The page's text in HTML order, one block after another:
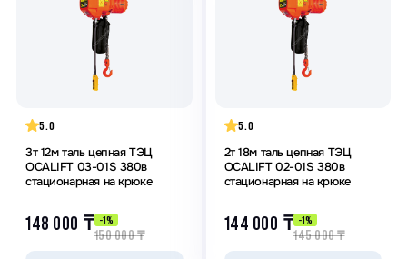
5.0
3т 12м таль цепная ТЭЦ
OCALIFT 03-01S 380в
стационарная на крюке
148 000 ₸ -1%
150 000₸
5.0
2т 18м таль цепная ТЭЦ
OCALIFT 02-01S 380в
стационарная на крюке
144 000 ₸ -1%
145 000₸